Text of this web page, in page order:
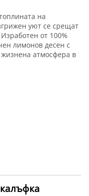
на
уют се срещат
от 100%
лимонов десен с
атмосфера в